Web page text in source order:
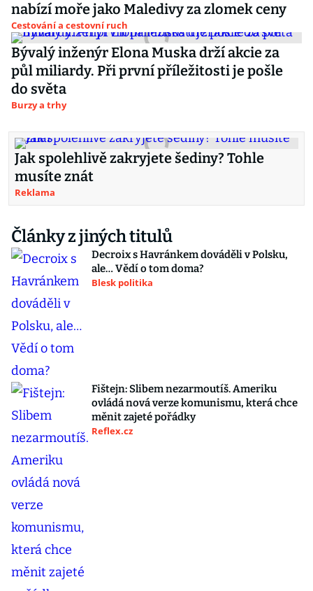
nabízí moře jako Maledivy za zlomek ceny
Cestování a cestovní ruch
Bývalý inženýr Elona Muska drží akcie za
půl miliardy. Při první příležitosti je pošle
do světa
Burzy a trhy
Jak spolehlivě zakryjete šediny? Tohle
musíte znát
Reklama
Články z jiných titulů
Decroix s Havránkem dováděli v Polsku,
ale… Vědí o tom doma?
Blesk politika
Fištejn: Slibem nezarmoutíš. Ameriku
ovládá nová verze komunismu, která chce
měnit zajeté pořádky
Reflex.cz